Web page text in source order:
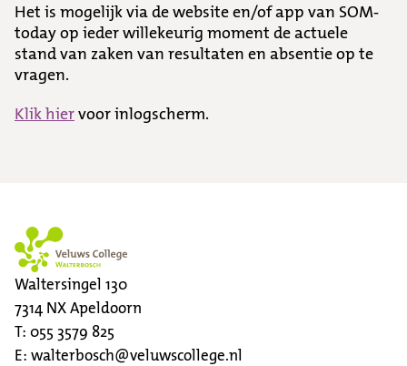
Het is mogelijk via de website en/of app van SOM-
today op ieder willekeurig moment de actuele
stand van zaken van resultaten en absentie op te
vragen.
Klik hiervoor inlogscherm.
Waltersingel 130
7314 NXApeldoorn
T: 055 3579 825
E: walterbosch@veluwscollege.nl